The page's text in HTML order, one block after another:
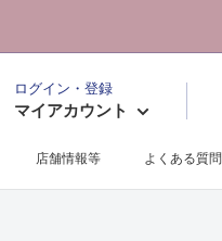
ログイン・登録
マイアカウント
店舗情報等 よくある質問